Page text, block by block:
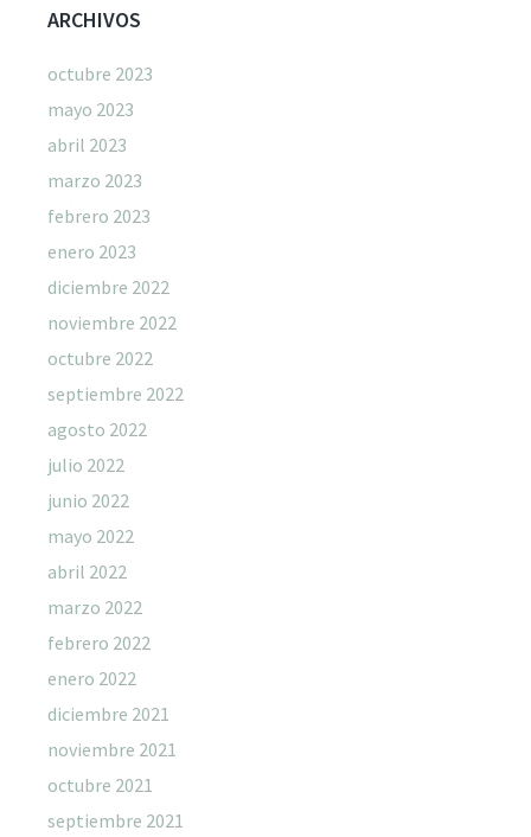
ARCHIVOS
octubre 2023
mayo 2023
abril 2023
marzo 2023
febrero 2023
enero 2023
diciembre 2022
noviembre 2022
octubre 2022
septiembre 2022
agosto 2022
julio 2022
junio 2022
mayo 2022
abril 2022
marzo 2022
febrero 2022
enero 2022
diciembre 2021
noviembre 2021
octubre 2021
septiembre 2021